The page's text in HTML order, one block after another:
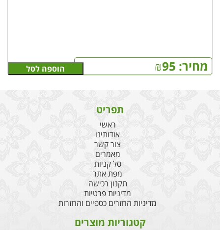
מחיר: ₪95 הוספה לסל
תפריט
ראשי
אודותינו
צור קשר
מאמרים
סל קניות
מפת אתר
תקנון רכישה
מדיניות פרטיות
מדיניות החזרים כספיים והחזרות
קטגוריות מוצרים